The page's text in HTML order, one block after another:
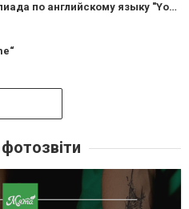
14 Региональная Олимпиада по английскому языку "Young Learners"